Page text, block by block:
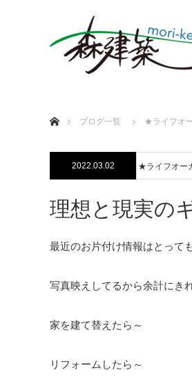
ブログ一覧
★ライフオ
2022.03.02 ★ライフオー
理想と現実の
最近のお片付け情報はとって
写真映えしてるから余計にき
家を建て替えたら～
リフォームしたら～